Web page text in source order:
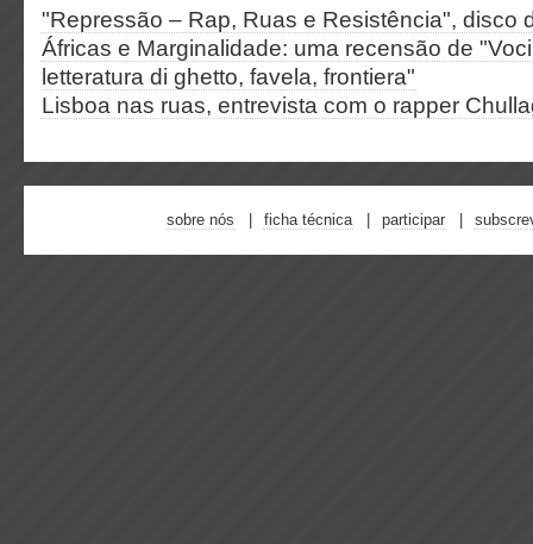
"Repressão – Rap, Ruas e Resistência", disco
Áfricas e Marginalidade: uma recensão de
letteratura di ghetto, favela, frontiera"
Lisboa nas ruas, entrevista com o rapper
sobre nós ficha técnica participar